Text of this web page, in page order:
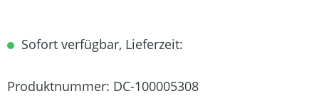
Sofort verfügbar, Lieferzeit:
Produktnummer: DC-100005308